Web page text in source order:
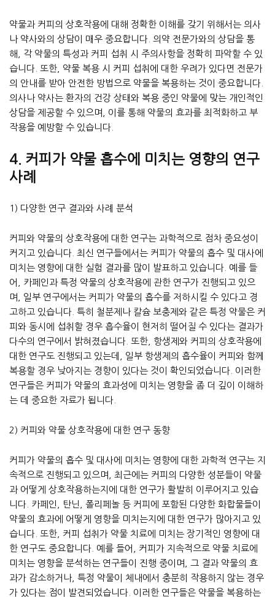
약물과 커피의 상호작용에 대해 정확한 이해를 갖기 위해서는 의사
나 약사와의 상담이 매우 중요합니다. 의약 전문가와의 상담을 통
해, 각 약물의 특성과 커피 섭취 시 주의사항을 정확히 파악할 수 있
습니다. 또한, 약물 복용 시 커피 섭취에 대한 우려가 있다면 전문가
의 안내를 받아 안전한 방법으로 약물을 복용하는 것이 중요합니다.
의사나 약사는 환자의 건강 상태와 복용 중인 약물에 맞는 개인적인
상담을 제공할 수 있으며, 이를 통해 약물의 효과를 최적화하고 부
작용을 예방할 수 있습니다.
4. 커피가 약물 흡수에 미치는 영향의 연구
사례
1) 다양한 연구 결과와 사례 분석
커피와 약물의 상호작용에 대한 연구는 과학적으로 점차 중요성이
커지고 있습니다. 최신 연구들에서는 커피가 약물의 흡수 및 대사에
미치는 영향에 대한 실험 결과를 많이 발표하고 있습니다. 예를 들
어, 카페인과 특정 약물의 상호작용에 관한 연구가 진행되고 있으
며, 일부 연구에서는 커피가 약물의 흡수를 저하시킬 수 있다고 경
고하고 있습니다. 특히 철분제나 칼슘 보충제와 같은 특정 약물은 커
피와 동시에 섭취할 경우 흡수율이 현저히 떨어질 수 있다는 결과가
다수의 연구에서 밝혀졌습니다. 또한, 항생제와 커피의 상호작용에
대한 연구도 진행되고 있는데, 일부 항생제의 흡수율이 커피와 함께
복용할 경우 낮아지는 경향이 있다는 것이 확인되었습니다. 이러한
연구들은 커피가 약물의 효과성에 미치는 영향을 좀 더 깊이 이해하
는 데 중요한 자료가 됩니다.
2) 커피와 약물 상호작용에 대한 연구 동향
커피가 약물의 흡수 및 대사에 미치는 영향에 대한 과학적 연구는 지
속적으로 진행되고 있으며, 최근에는 커피의 다양한 성분들이 약물
과 어떻게 상호작용하는지에 대한 연구가 활발히 이루어지고 있습
니다. 카페인, 탄닌, 폴리페놀 등 커피에 포함된 다양한 화합물들이
약물의 효과에 어떻게 영향을 미치는지에 대한 연구가 많아지고 있
습니다. 또한, 커피 섭취가 약물 치료에 미치는 장기적인 영향에 대
한 연구도 중요합니다. 예를 들어, 커피가 지속적으로 약물 치료에
미치는 영향을 분석하는 연구들이 진행 중이며, 그 결과 약물의 효
과가 감소하거나, 특정 약물이 체내에서 충분히 작용하지 않는 경우
가 있다는 점이 발견되었습니다. 이러한 연구들은 약물을 복용하는